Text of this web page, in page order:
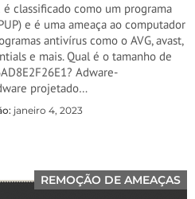
classificado como um programa
e é uma ameaça ao computador
antivírus como o AVG, avast,
e mais. Qual é o tamanho de
Adware-
projetado…
janeiro 4, 2023
REMOÇÃO DE AMEAÇAS